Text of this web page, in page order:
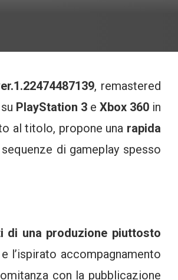
, remastered
PlayStation 3e Xbox 360in
al titolo, propone una rapida
di gameplay spesso
di una produzione piuttosto
l’ispirato accompagnamento
con la pubblicazione